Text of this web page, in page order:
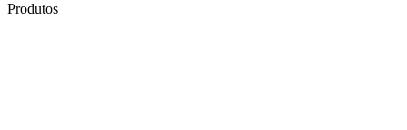
Produtos